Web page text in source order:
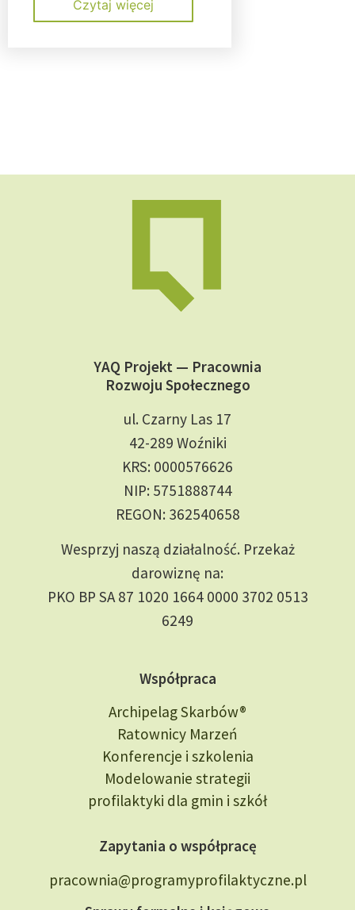
Czytaj więcej
YAQ Projekt — Pracownia
Rozwoju Społecznego
ul. Czarny Las 17
42-289 Woźniki
KRS: 0000576626
NIP: 5751888744
REGON: 362540658
Wesprzyj naszą działalność. Przekaż
darowiznę na:
PKO BP SA 87 1020 1664 0000 3702 0513
6249
Współpraca
Archipelag Skarbów®
Ratownicy Marzeń
Konferencje i szkolenia
Modelowanie strategii
profilaktyki dla gmin i szkół
Zapytania o współpracę
pracownia@programyprofilaktyczne.pl